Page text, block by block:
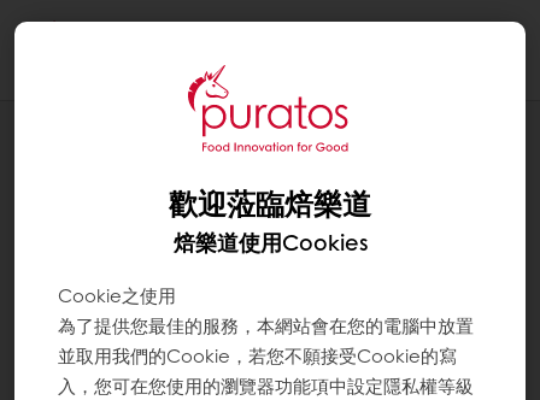
應用配方
開心果馬芬
歡迎蒞臨焙樂道
焙樂道使用Cookies
Cookie之使用
為了提供您最佳的服務，本網站會在您的電腦中放置
並取用我們的Cookie，若您不願接受Cookie的寫
入，您可在您使用的瀏覽器功能項中設定隱私權等級